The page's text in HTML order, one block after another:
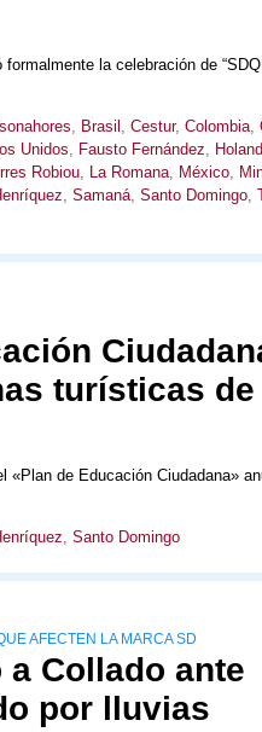
la celebración de
, Brasil , Cestur, Colombia,
Unidos, Fausto Fernández,
Robiou, La Romana, México,
, Samaná, Santo Domingo,
turísticas de
«Plan de Educación Ciudadana»
, Santo Domingo
AFECTEN LA MARCA SD
Collado ante
por lluvias